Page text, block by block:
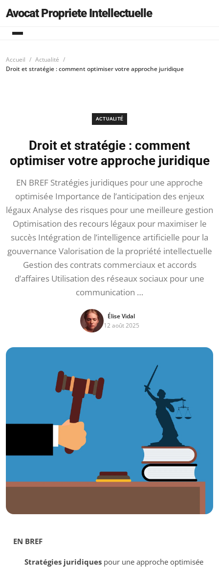
Avocat Propriete Intellectuelle
Accueil
Actualité
Droit et stratégie : comment optimiser votre approche juridique
ACTUALITÉ
Droit et stratégie : comment
optimiser votre approche juridique
EN BREF Stratégies juridiques pour une approche
optimisée Importance de l’anticipation des enjeux
légaux Analyse des risques pour une meilleure gestion
Optimisation des recours légaux pour maximiser le
succès Intégration de l’intelligence artificielle pour la
gouvernance Valorisation de la propriété intellectuelle
Gestion des contrats commerciaux et accords
d’affaires Utilisation des réseaux sociaux pour une
communication …
Élise Vidal
12 août 2025
EN BREF
Stratégies juridiquespour une approche optimisée